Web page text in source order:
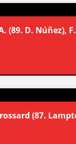
D. Núñez),
(87.